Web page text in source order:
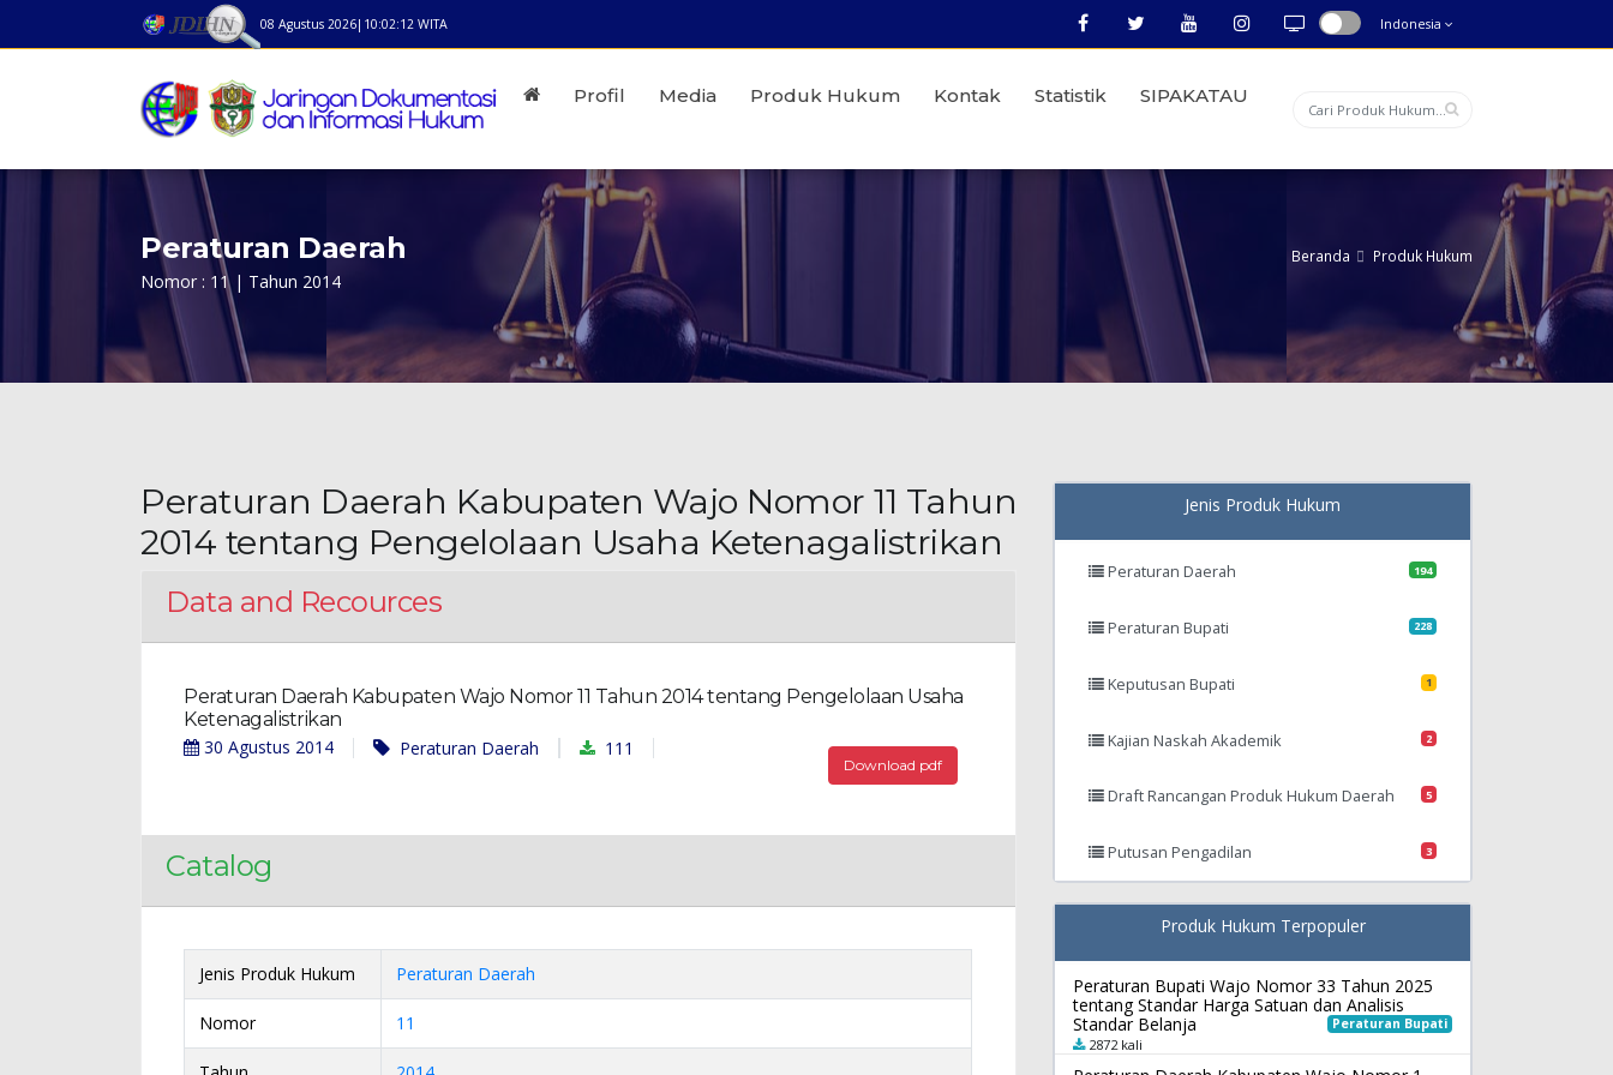
08 Agustus 2026| 10:02:12 WITA Indonesia
Profil Media Produk Hukum Kontak Statistik SIPAKATAU
Peraturan Daerah
Nomor : 11 | Tahun 2014
Beranda Produk Hukum
Peraturan Daerah Kabupaten Wajo Nomor 11 Tahun
2014 tentang Pengelolaan Usaha Ketenagalistrikan
Data and Recources
Peraturan Daerah Kabupaten Wajo Nomor 11 Tahun 2014 tentang Pengelolaan Usaha
Ketenagalistrikan
Download pdf
30 Agustus 2014 Peraturan Daerah 111
Catalog
Jenis Produk Hukum Peraturan Daerah
Nomor 11
Jenis Produk Hukum
Peraturan Daerah 194
Peraturan Bupati 228
Keputusan Bupati 1
Kajian Naskah Akademik 2
Draft Rancangan Produk Hukum Daerah 5
Putusan Pengadilan 3
Produk Hukum Terpopuler
Peraturan Bupati Wajo Nomor 33 Tahun 2025
tentang Standar Harga Satuan dan Analisis
Standar Belanja
Peraturan Bupati
2872 kali